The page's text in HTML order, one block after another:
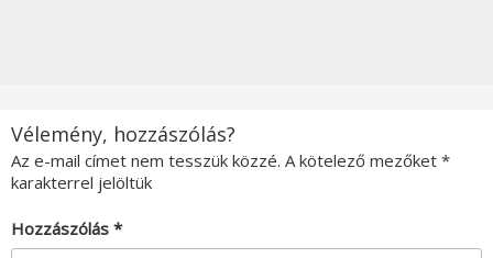
Vélemény, hozzászólás?
Az e-mail címet nem tesszük közzé. A kötelező mezőket *
karakterrel jelöltük
Hozzászólás *